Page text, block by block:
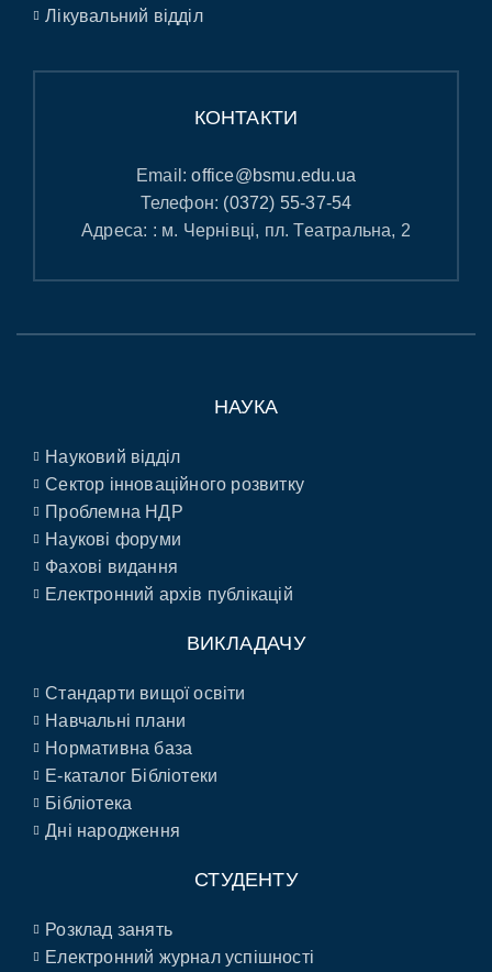
Лікувальний відділ
КОНТАКТИ
Email:office@bsmu.edu.ua
Телефон: (0372) 55-37-54
Адреса: : м. Чернівці, пл. Театральна, 2
НАУКА
Науковий відділ
Сектор інноваційного розвитку
Проблемна НДР
Наукові форуми
Фахові видання
Електронний архів публікацій
ВИКЛАДАЧУ
Стандарти вищої освіти
Навчальні плани
Нормативна база
E-каталог Бібліотеки
Бібліотека
Дні народження
СТУДЕНТУ
Розклад занять
Електронний журнал успішності